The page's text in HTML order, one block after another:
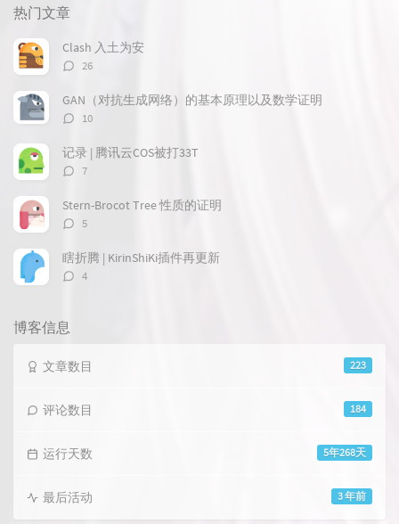
门
文
章
热门文章
Clash 入土为安
评
数：
26
GAN（对抗生成网络）的基本原理以及数学证明
评
数：
10
记录 | 腾讯云COS被打33T
评
数：
7
Stern-Brocot Tree 性质的证明
评
数：
5
瞎折腾 | KirinShiKi插件再更新
评
4
博客信息
223
文章数目
184
评论数目
5年268天
运行天数
3 年前
最后活动